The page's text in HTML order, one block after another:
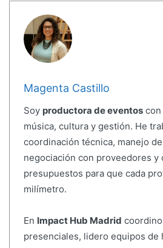
Magenta Castillo
Soy productora de eventoscon
música, cultura y gestión. He
coordinación técnica, manejo
negociación con proveedores y
presupuestos para que cada
milímetro.
En Impact Hub Madrid
presenciales, lidero equipos de